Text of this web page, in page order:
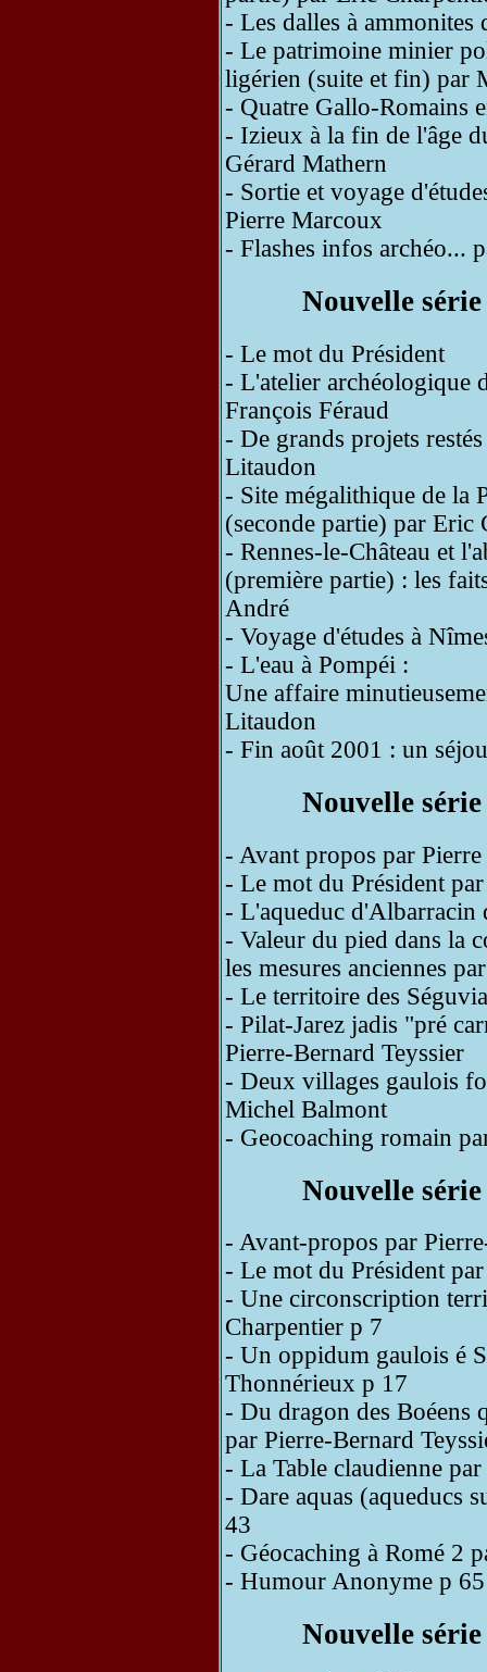
- Les dalles à
- Le patrimoine minier
ligérien (suite et fin) par
- Quatre Gallo-Romains
- Izieux à la fin de l'âge
Gérard Mathern
- Sortie et voyage
Pierre Marcoux
- Flashes infos archéo...
Nouvelle
- Le mot du Président
- L'atelier archéologique
François Féraud
- De grands projets
Litaudon
- Site mégalithique de la
(seconde partie) par Eric
- Rennes-le-Château et
(première partie) : les
André
- Voyage d'études à
- L'eau à Pompéi :
Une affaire
Litaudon
- Fin août 2001 : un
Nouvelle
- Avant propos par
- Le mot du Président
- L'aqueduc d'Albarracin
- Valeur du pied dans la
les mesures anciennes
- Le territoire des
- Pilat-Jarez jadis "pré
Pierre-Bernard Teyssier
- Deux villages gaulois
Michel Balmont
- Geocoaching romain
Nouvelle
- Avant-propos par
- Le mot du Président
- Une circonscription
Charpentier p 7
- Un oppidum gaulois é
Thonnérieux p 17
- Du dragon des Boéens
par Pierre-Bernard
- La Table claudienne
- Dare aquas (aqueducs
43
- Géocaching à Romé 2
- Humour Anonyme p 65
Nouvelle